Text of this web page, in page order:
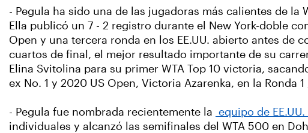
- Pegula ha sido una de las jugadoras más calientes de la
Ella publicó un 7 - 2 registro durante el New York-doble
Open y una tercera ronda en los EE.UU. abierto antes de
cuartos de final, el mejor resultado importante de su
Elina Svitolina para su primer WTA Top 10 victoria,
ex No. 1 y 2020 US Open, Victoria Azarenka, en la Ronda
- Pegula fue nombrada recientemente la equipo de
individuales y alcanzó las semifinales del WTA 500 en